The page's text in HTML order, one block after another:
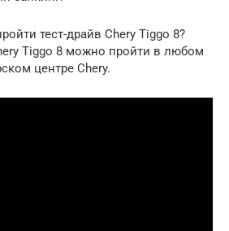
тест-драйв Chery Tiggo 8?
Tiggo 8 можно пройти в любом
центре Chery.